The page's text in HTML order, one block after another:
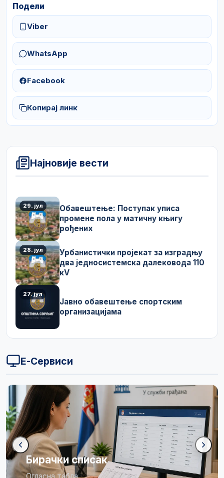
Подели
Viber
WhatsApp
Facebook
Копирај линк
Најновије вести
29. јул
Обавештење: Поступак уписа
промене пола у матичну књигу
рођених
28. јул
Урбанистички пројекат за изградњу
два једносистемска далековода 110
кV
27. јул
Јавно обавештење спортским
организацијама
Е-Сервиси
Бирачки списак